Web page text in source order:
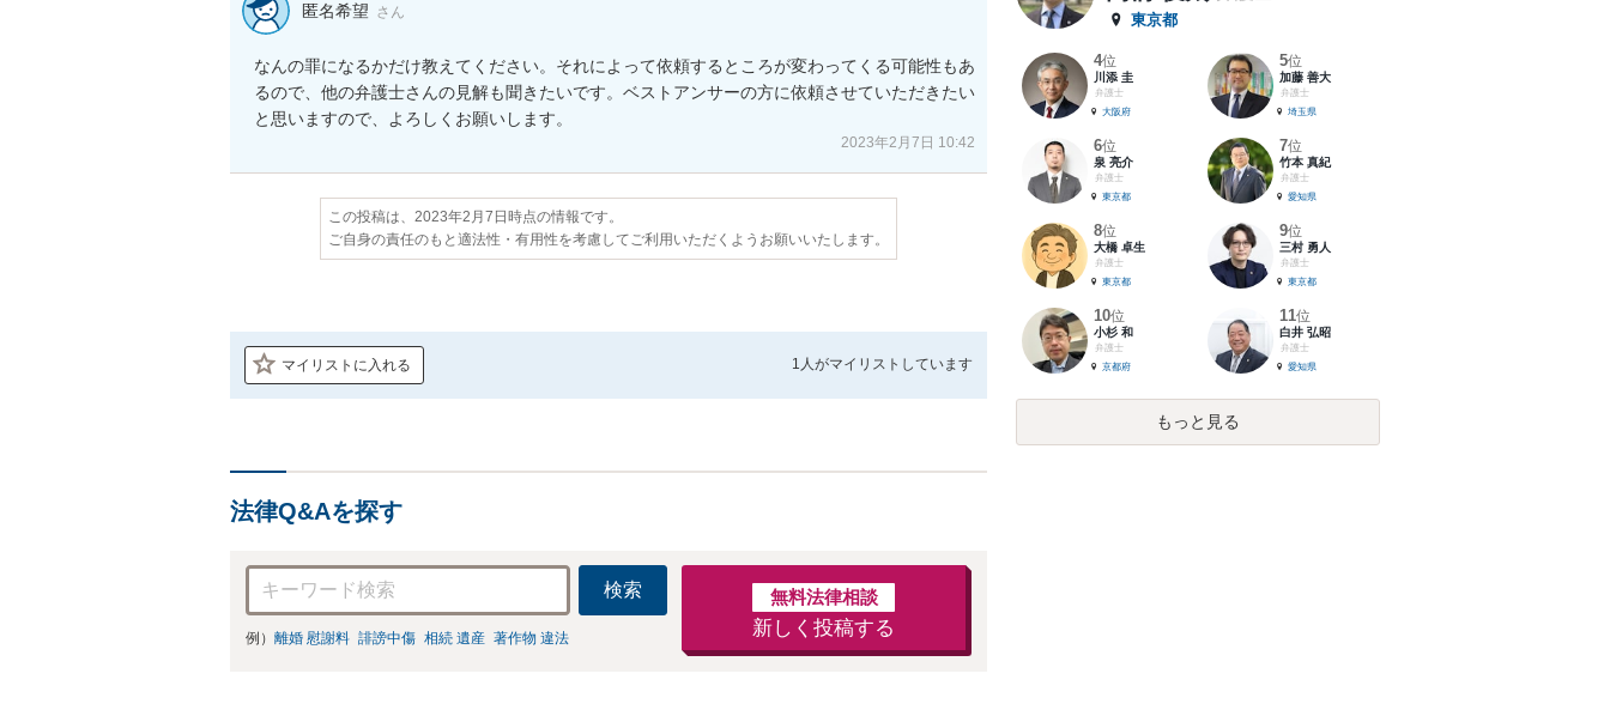
匿名希望 さん
なんの罪になるかだけ教えてください。それによって依頼するところが変わってくる可能性もあ
るので、他の弁護士さんの見解も聞きたいです。ベストアンサーの方に依頼させていただきたい
と思いますので、よろしくお願いします。
2023年2月7日 10:42
この投稿は、2023年2月7日時点の情報です。
ご自身の責任のもと適法性・有用性を考慮してご利用いただくようお願いいたします。
マイリストに入れる 1人がマイリストしています
法律Q&Aを探す
検索
例） 離婚 慰謝料 誹謗中傷 相続 遺産 著作物 違法
無料法律相談
新しく投稿する
東京都
4位
川添 圭
弁護士
大阪府
5位
加藤 善大
弁護士
埼玉県
6位
泉 亮介
弁護士
東京都
7位
竹本 真紀
弁護士
愛知県
8位
大橋 卓生
弁護士
東京都
9位
三村 勇人
弁護士
東京都
10位
小杉 和
弁護士
京都府
11位
白井 弘昭
弁護士
愛知県
もっと見る